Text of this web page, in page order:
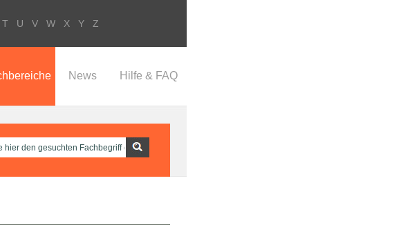
T U V W X Y Z
News Hilfe & FAQ